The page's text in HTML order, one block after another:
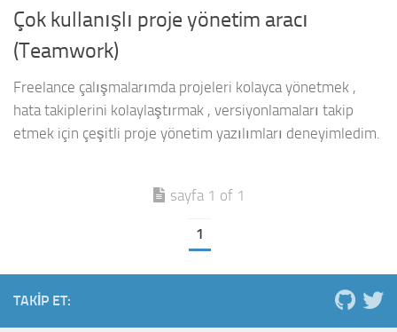
Çok kullanışlı proje yönetim aracı
(Teamwork)
Freelance çalışmalarımda projeleri kolayca yönetmek ,
hata takiplerini kolaylaştırmak , versiyonlamaları takip
etmek için çeşitli proje yönetim yazılımları deneyimledim.
sayfa 1 of 1
1
TAKIP ET: